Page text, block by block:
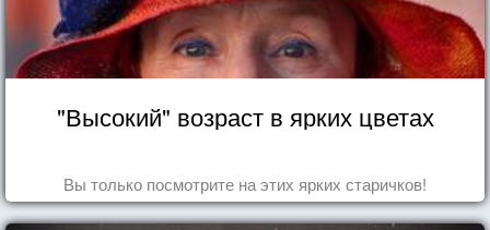
"Высокий" возраст в ярких цветах
Вы только посмотрите на этих ярких старичков!